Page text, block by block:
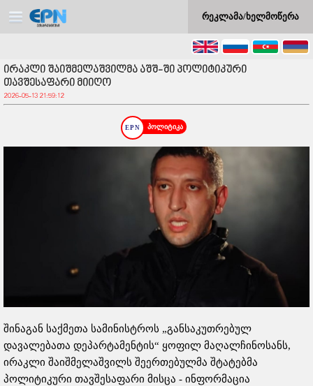
რეკლამა/ხელმოწერა
ირაკლი შაიშმელაშვილმა აშშ-ში პოლიტიკური
თავშესაფარი მიიღო
2026-05-13 21:59:12
პოლიტიკა
შინაგან საქმეთა სამინისტროს „განსაკუთრებულ
დავალებათა დეპარტამენტის“ ყოფილ მაღალჩინოსანს,
ირაკლი შაიშმელაშვილს შეერთებულმა შტატებმა
პოლიტიკური თავშესაფარი მისცა - ინფორმაცია